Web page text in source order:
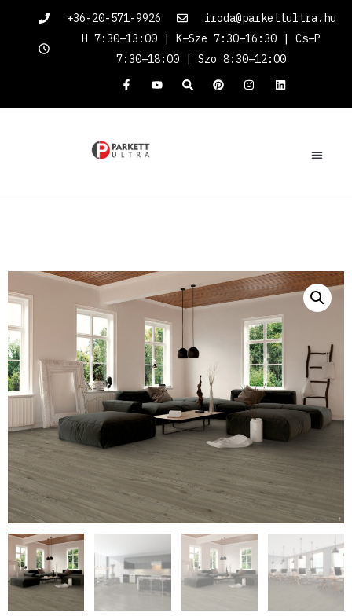
+36-20-571-9926
iroda@parkettultra.hu
H 7:30–13:00 | K–Sze 7:30–16:30 | Cs–P
7:30–18:00 | Szo 8:30–12:00